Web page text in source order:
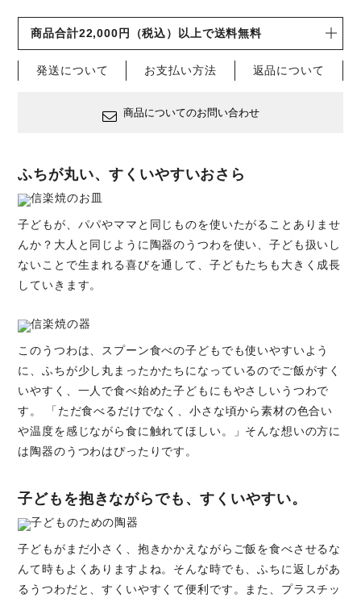
商品合計22,000円（税込）以上で送料無料
発送について お支払い方法 返品について
商品についてのお問い合わせ
ふちが丸い、すくいやすいおさら
子どもが、パパやママと同じものを使いたがることありませ
んか？大人と同じように陶器のうつわを使い、子ども扱いし
ないことで生まれる喜びを通して、子どもたちも大きく成長
していきます。
このうつわは、スプーン食べの子どもでも使いやすいよう
に、ふちが少し丸まったかたちになっているのでご飯がすく
いやすく、一人で食べ始めた子どもにもやさしいうつわで
す。 「ただ食べるだけでなく、小さな頃から素材の色合い
や温度を感じながら食に触れてほしい。」そんな想いの方に
は陶器のうつわはぴったりです。
子どもを抱きながらでも、すくいやすい。
子どもがまだ小さく、抱きかかえながらご飯を食べさせるな
んて時もよくありますよね。そんな時でも、ふちに返しがあ
るうつわだと、すくいやすくて便利です。また、プラスチッ